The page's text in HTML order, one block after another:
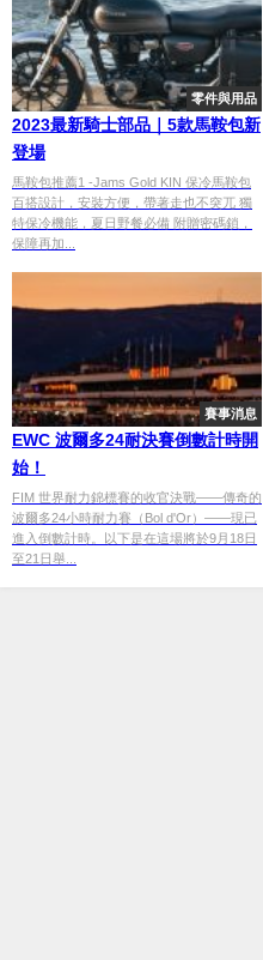
零件與用品
2023最新騎士部品｜5款馬鞍包新
登場
馬鞍包推薦1 -Jams Gold KIN 保冷馬鞍包
百搭設計，安裝方便，帶著走也不突兀 獨
特保冷機能，夏日野餐必備 附贈密碼鎖，
保障再加...
賽事消息
EWC 波爾多24耐決賽倒數計時開
始！
FIM 世界耐力錦標賽的收官決戰——傳奇的
波爾多24小時耐力賽（Bol d'Or）——現已
進入倒數計時。以下是在這場將於9月18日
至21日舉...